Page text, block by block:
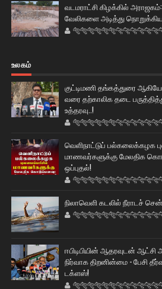
வடமராட்சி கிழக்கில்
வேலிகளை அடித்து
உலகம்
குட்டிமணி தங்கத்துரை
வரை தற்காலிக தடை
உத்தரவு..!
வெளிநாட்டுப் பல்கலைக்கழக
மாணவர்களுக்கு மேலதிக
ஒப்புதல்!
நிலாவெளி கடலில் நீராடச்
ஈபிடிபியின் ஆதரவுடன்
நிர்வாக திறனின்மை - பேசி
டக்ளஸ்!